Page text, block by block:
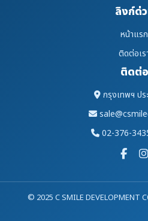
ลิงก์ด่
หน้าแรก
ติดต่อเร
ติดต่อ
กรุงเทพฯ ปร
02-376-
© 2025 C SMILE DEVELOPMENT